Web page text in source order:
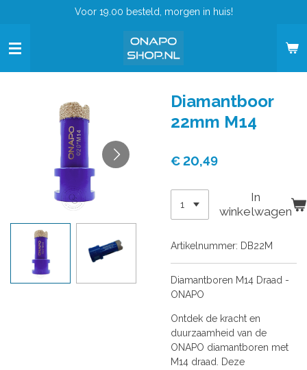
naar
de
hoofdinhoud
Voor 19.00 besteld, morgen in huis!
Diamantboor
22mm M14
€ 20,49
In
winkelwagen
Artikelnummer: DB22M
Diamantboren M14 Draad -
ONAPO
Ontdek de kracht en
duurzaamheid van de
ONAPO diamantboren met
M14 draad. Deze